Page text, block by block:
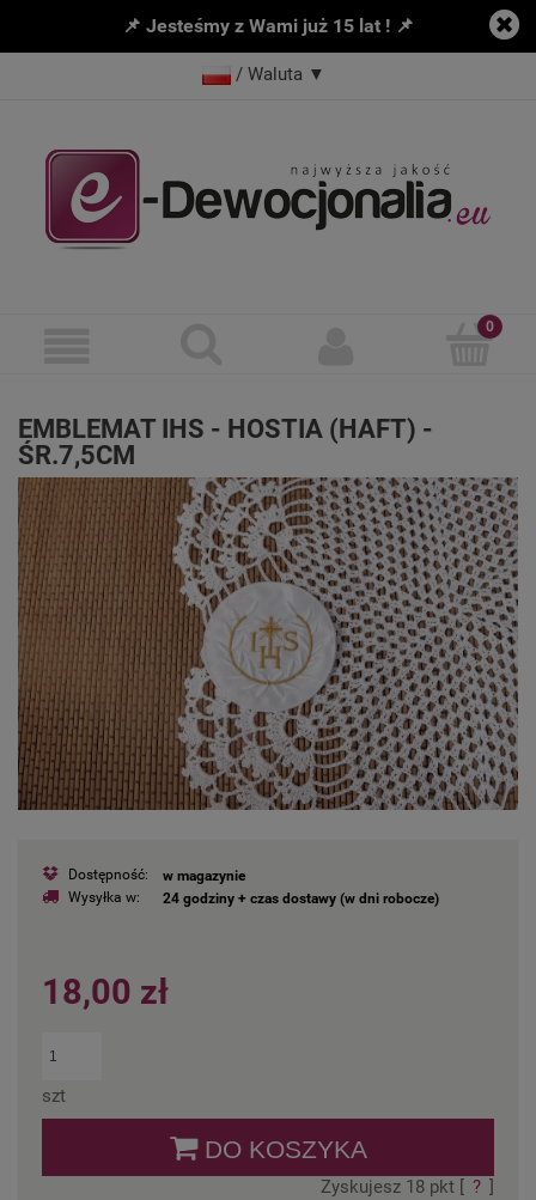
📌 Jesteśmy z Wami już 15 lat ! 📌
/ Waluta ▼
EMBLEMAT IHS - HOSTIA (HAFT) -
ŚR.7,5CM
Dostępność:
w magazynie
Wysyłka w:
24 godziny + czas dostawy (w dni robocze)
18,00 zł
szt
DO KOSZYKA
Zyskujesz 18 pkt [ ? ]